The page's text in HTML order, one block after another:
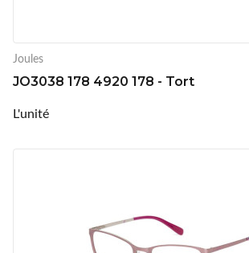
Joules
JO3038 178 4920 178 - Tort
L'unité